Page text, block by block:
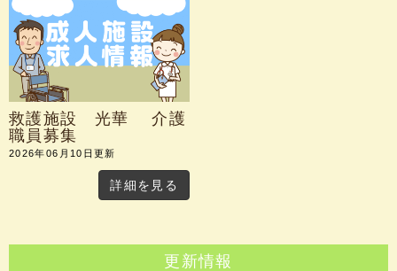
救護施設 光華 介護
職員募集
2026年06月10日更新
詳細を見る
更新情報